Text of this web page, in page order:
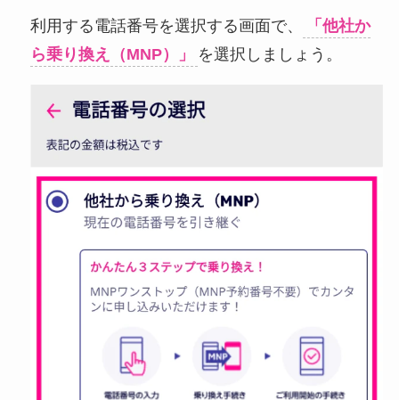
利用する電話番号を選択する画面で、
「他社か
ら乗り換え（MNP）」
を選択しましょう。